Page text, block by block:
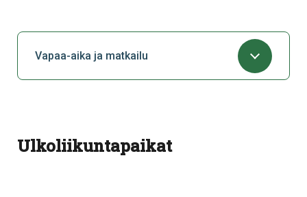
Vapaa-aika ja matkailu
Ulkoliikuntapaikat